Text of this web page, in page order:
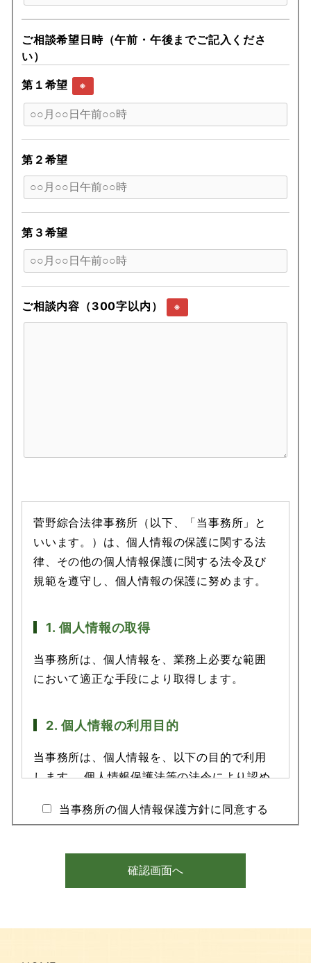
ご相談希望日時（午前・午後までご記入くださ
い）
第１希望 ※
第２希望
第３希望
ご相談内容（300字以内） ※
菅野綜合法律事務所（以下、「当事務所」と
いいます。）は、個人情報の保護に関する法
律、その他の個人情報保護に関する法令及び
規範を遵守し、個人情報の保護に努めます。
1. 個人情報の取得
当事務所は、個人情報を、業務上必要な範囲
において適正な手段により取得します。
2. 個人情報の利用目的
当事務所は、個人情報を、以下の目的で利用
します。 個人情報保護法等の法令により認め
がない限り、この範囲を超えて個人情報を利
・法律事務所の運営
・年賀状等の挨拶状の送付・送信
当事務所の個人情報保護方針に同意する
確認画面へ